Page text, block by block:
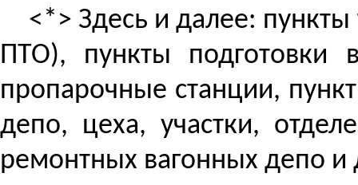
<*> Здесь и далее: пункты
ПТО), пункты подготовки
пропарочные станции,
депо, цеха, участки,
ремонтных вагонных депо и